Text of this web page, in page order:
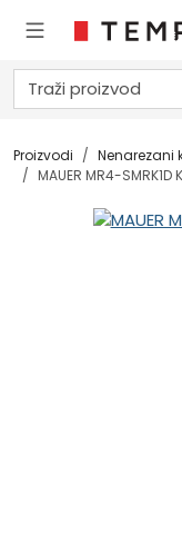
Proizvodi Nenarezani
MAUER MR4-